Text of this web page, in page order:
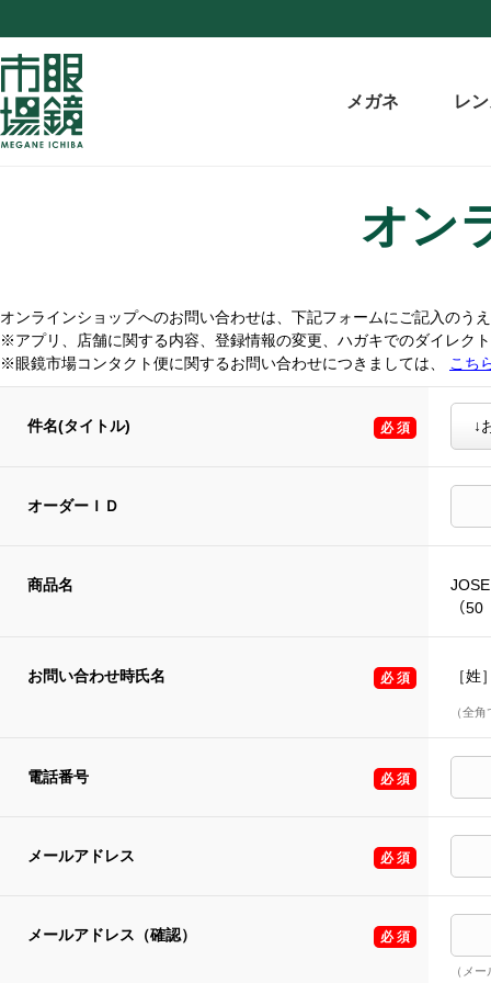
メガネ レ
オン
オンラインショップへのお問い合わせは、下記フォームにご記入のう
※アプリ、店舗に関する内容、登録情報の変更、ハガキでのダイレク
※眼鏡市場コンタクト便に関するお問い合わせにつきましては、
こち
件名(タイトル)
オーダーＩＤ
商品名
（
お問い合わせ時氏名 ［姓
（全
電話番号
メールアドレス
メールアドレス（確認）
（メ